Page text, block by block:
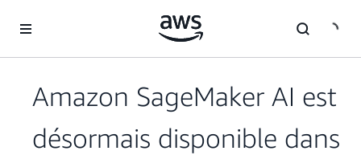
Amazon SageMaker AI est
désormais disponible dans